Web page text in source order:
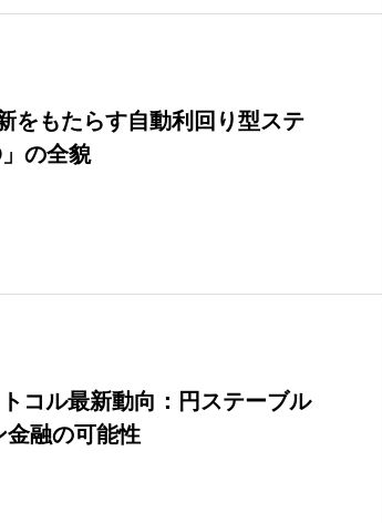
をもたらす自動利回り型ステ
の全貌
コル最新動向：円ステーブル
金融の可能性